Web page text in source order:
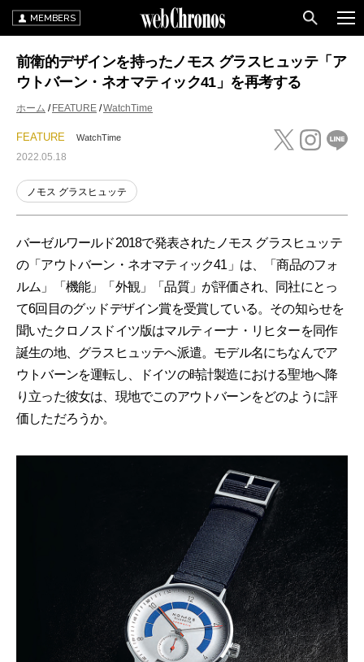
MEMBERS
前衛的デザインを持ったノモス グラスヒュッテ「ア
ウトバーン・ネオマティック41」を再考する
ホーム FEATURE WatchTime
FEATURE WatchTime
2022.05.18
ノモス グラスヒュッテ
バーゼルワールド2018で発表されたノモス グラスヒュッテ
の「アウトバーン・ネオマティック41」は、「商品のフォ
ルム」「機能」「外観」「品質」が評価され、同社にとっ
て6回目のグッドデザイン賞を受賞している。その知らせを
聞いたクロノスドイツ版はマルティーナ・リヒターを同作
誕生の地、グラスヒュッテへ派遣。モデル名にちなんでア
ウトバーンを運転し、ドイツの時計製造における聖地へ降
り立った彼女は、現地でこのアウトバーンをどのように評
価しただろうか。